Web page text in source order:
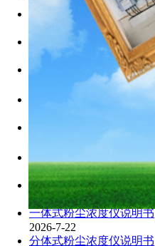
手持式粉尘检测仪说明书
便携式粉尘检测仪说明书
2026-7-22
在线式粉尘检测仪说明书
2026-7-22
高精度粉尘检测仪说明书
2026-7-22
防爆型粉尘检测仪说明书
2026-7-22
一体式粉尘浓度仪说明书
2026-7-22
分体式粉尘浓度仪说明书
2026-7-22